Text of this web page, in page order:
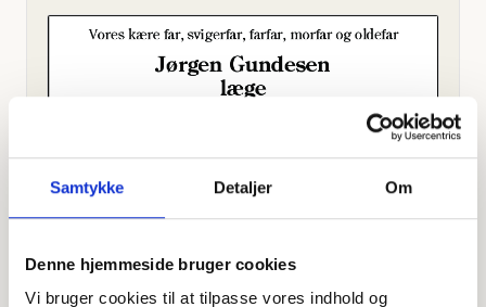
Samtykke Detaljer Om
Denne hjemmeside bruger cookies
Vi bruger cookies til at tilpasse vores indhold og
Offentligtgjort i Fyens Stiftstidende d. 15.
marts 2023